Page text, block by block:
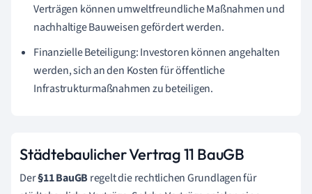
Verträgen können umweltfreundliche Maßnahmen und
nachhaltige Bauweisen gefördert werden.
Finanzielle Beteiligung: Investoren können angehalten
werden, sich an den Kosten für öffentliche
Infrastrukturmaßnahmen zu beteiligen.
Städtebaulicher Vertrag 11 BauGB
Der§11 BauGB regelt die rechtlichen Grundlagen für